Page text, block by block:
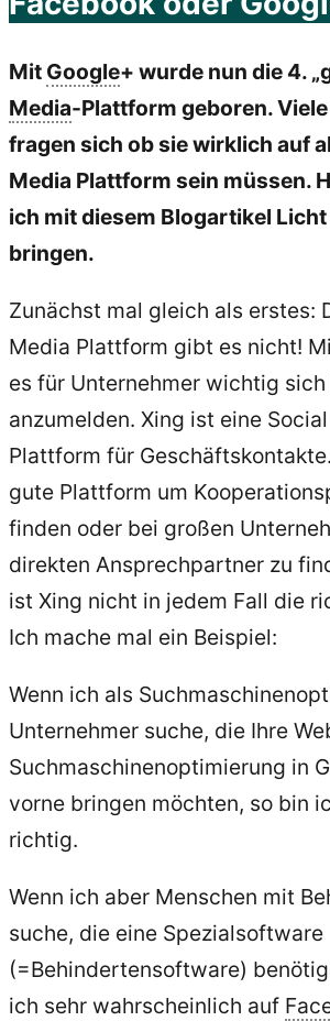
Mit Google+ wurde nun die 4.
Media-Plattform geboren.
fragen sich ob sie wirklich auf
Media Plattform sein müssen.
ich mit diesem Blogartikel
bringen.
Zunächst mal gleich als erstes:
Media Plattform gibt es nicht!
es für Unternehmer wichtig sich
anzumelden. Xing ist eine
Plattform für
gute Plattform um
finden oder bei großen
direkten Ansprechpartner zu
ist Xing nicht in jedem Fall die
Ich mache mal ein Beispiel:
Wenn ich als
Unternehmer suche, die Ihre
Suchmaschinenoptimierung in
vorne bringen möchten, so bin
richtig.
Wenn ich aber Menschen mit
suche, die eine Spezialsoftware
(=Behindertensoftware)
ich sehr wahrscheinlich auf